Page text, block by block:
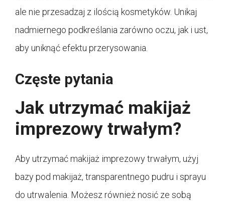
ale nie przesadzaj z ilością kosmetyków. Unikaj
nadmiernego podkreślania zarówno oczu, jak i ust,
aby uniknąć efektu przerysowania.
Częste pytania
Jak utrzymać makijaż
imprezowy trwałym?
Aby utrzymać makijaż imprezowy trwałym, użyj
bazy pod makijaż, transparentnego pudru i sprayu
do utrwalenia. Możesz również nosić ze sobą